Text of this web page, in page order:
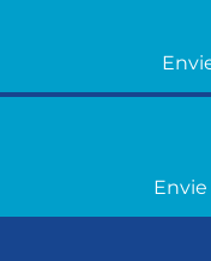
Envie
Envie